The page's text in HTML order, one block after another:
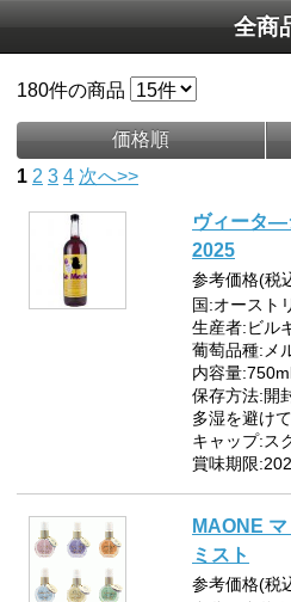
全商
180件の商品
価格順
1 2 3 4 次へ>>
ヴィータ
2025
参考価格(税
国:オースト
生産者:ビル
葡萄品種:メ
内容量
保存方法:開
多湿を避け
キャップ:ス
賞味期限
MAONE
ミスト
参考価格(税